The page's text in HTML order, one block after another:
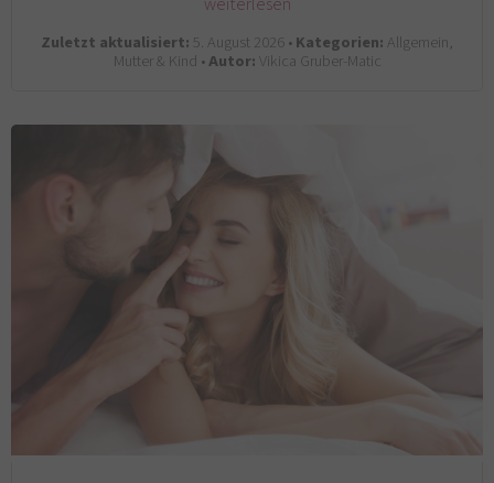
Zuletzt aktualisiert: 5. August 2026 •Kategorien: Allgemein,
Mutter & Kind •Autor:Vikica Gruber-Matic